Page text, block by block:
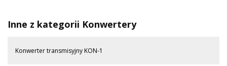
Inne z kategorii Konwertery
Konwerter transmisyjny KON-1